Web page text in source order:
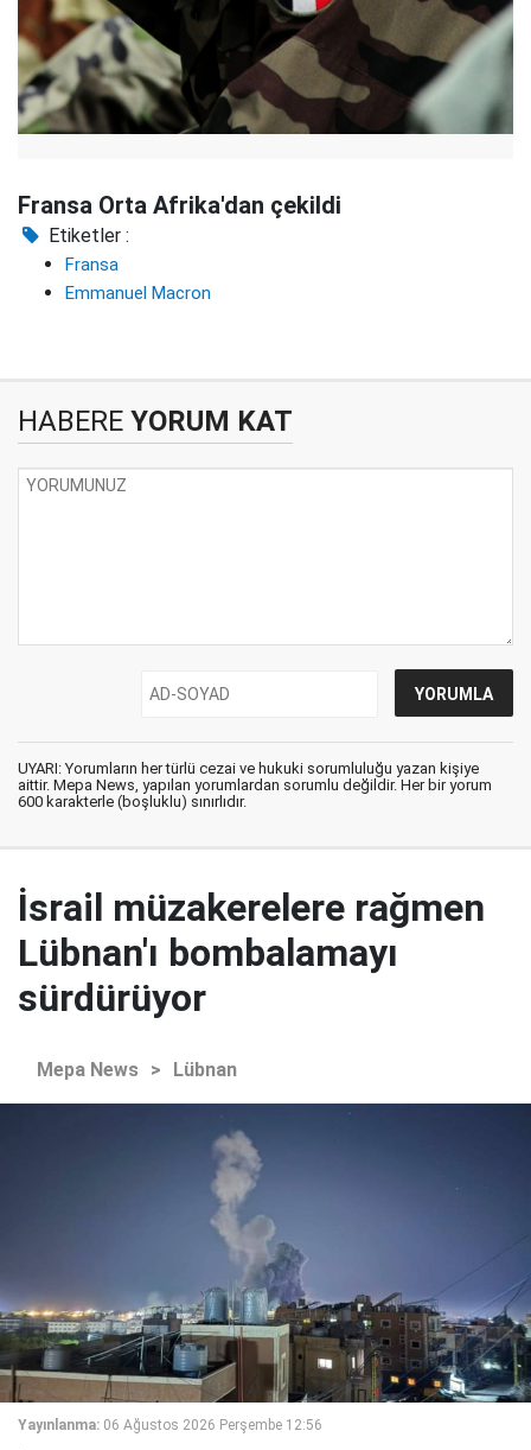
Fransa Orta Afrika'dan çekildi
Etiketler :
Fransa
Emmanuel Macron
HABERE YORUM KAT
UYARI: Yorumların her türlü cezai ve hukuki sorumluluğu yazan kişiye
aittir. Mepa News, yapılan yorumlardan sorumlu değildir. Her bir yorum
600 karakterle (boşluklu) sınırlıdır.
İsrail müzakerelere rağmen
Lübnan'ı bombalamayı
sürdürüyor
Mepa News > Lübnan
Yayınlanma: 06 Ağustos 2026 Perşembe 12:56